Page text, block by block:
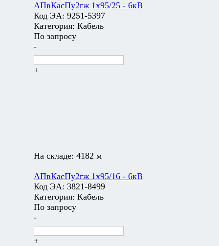
АПвКасПу2гж 1х95/25 - 6кВ
Код ЭА: 9251-5397
Категория: Кабель
По запросу
-
+
На складе: 4182 м
АПвКасПу2гж 1х95/16 - 6кВ
Код ЭА: 3821-8499
Категория: Кабель
По запросу
-
+